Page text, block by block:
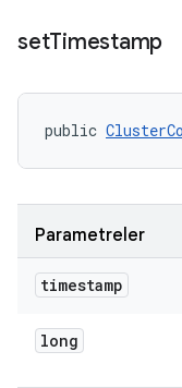
setTimestamp
public
Parametreler
timestamp
long